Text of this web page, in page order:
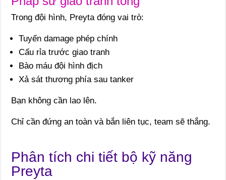
Trong đội hình, Preyta đóng vai trò:
Tuyến damage phép chính
Cấu rỉa trước giao tranh
Bào máu đội hình địch
Xả sát thương phía sau tanker
Bạn không cần lao lên.
Chỉ cần đứng an toàn và bắn liên tục, team sẽ thắng.
Phân tích chi tiết bộ kỹ năng
Preyta